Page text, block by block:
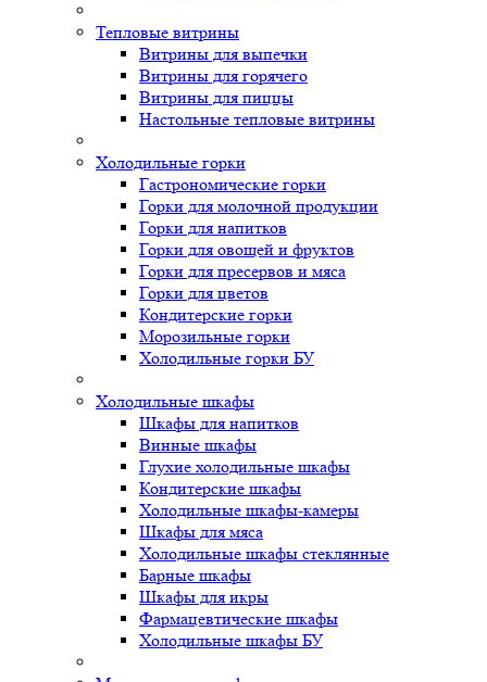
Тепловые витрины
Витрины для выпечки
Витрины для горячего
Витрины для пиццы
Настольные тепловые витрины
Холодильные горки
Гастрономические горки
Горки для молочной продукции
Горки для напитков
Горки для овощей и фруктов
Горки для пресервов и мяса
Горки для цветов
Кондитерские горки
Морозильные горки
Холодильные горки БУ
Холодильные шкафы
Шкафы для напитков
Винные шкафы
Глухие холодильные шкафы
Кондитерские шкафы
Холодильные шкафы-камеры
Шкафы для мяса
Холодильные шкафы стеклянные
Барные шкафы
Шкафы для икры
Фармацевтические шкафы
Холодильные шкафы БУ